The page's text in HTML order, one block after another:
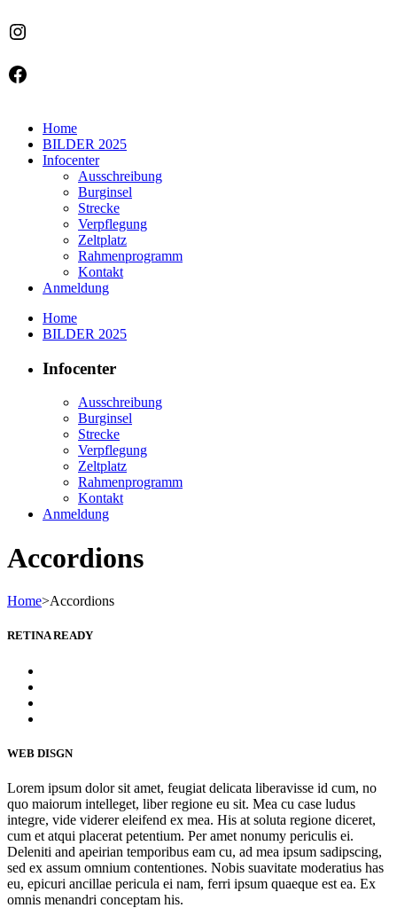
Instagram
Facebook
Home
BILDER 2025
Infocenter
Ausschreibung
Burginsel
Strecke
Verpflegung
Zeltplatz
Rahmenprogramm
Kontakt
Anmeldung
Home
BILDER 2025
Infocenter
Ausschreibung
Burginsel
Strecke
Verpflegung
Zeltplatz
Rahmenprogramm
Kontakt
Anmeldung
Accordions
Home>Accordions
RETINA READY
WEB DISGN
Lorem ipsum dolor sit amet, feugiat delicata liberavisse id cum, no
quo maiorum intelleget, liber regione eu sit. Mea cu case ludus
integre, vide viderer eleifend ex mea. His at soluta regione diceret,
cum et atqui placerat petentium. Per amet nonumy periculis ei.
Deleniti and apeirian temporibus eam cu, ad mea ipsum sadipscing,
sed ex assum omnium contentiones. Nobis suavitate moderatius has
eu, epicuri ancillae pericula ei nam, ferri ipsum quaeque est ea. Ex
omnis menandri conceptam his.